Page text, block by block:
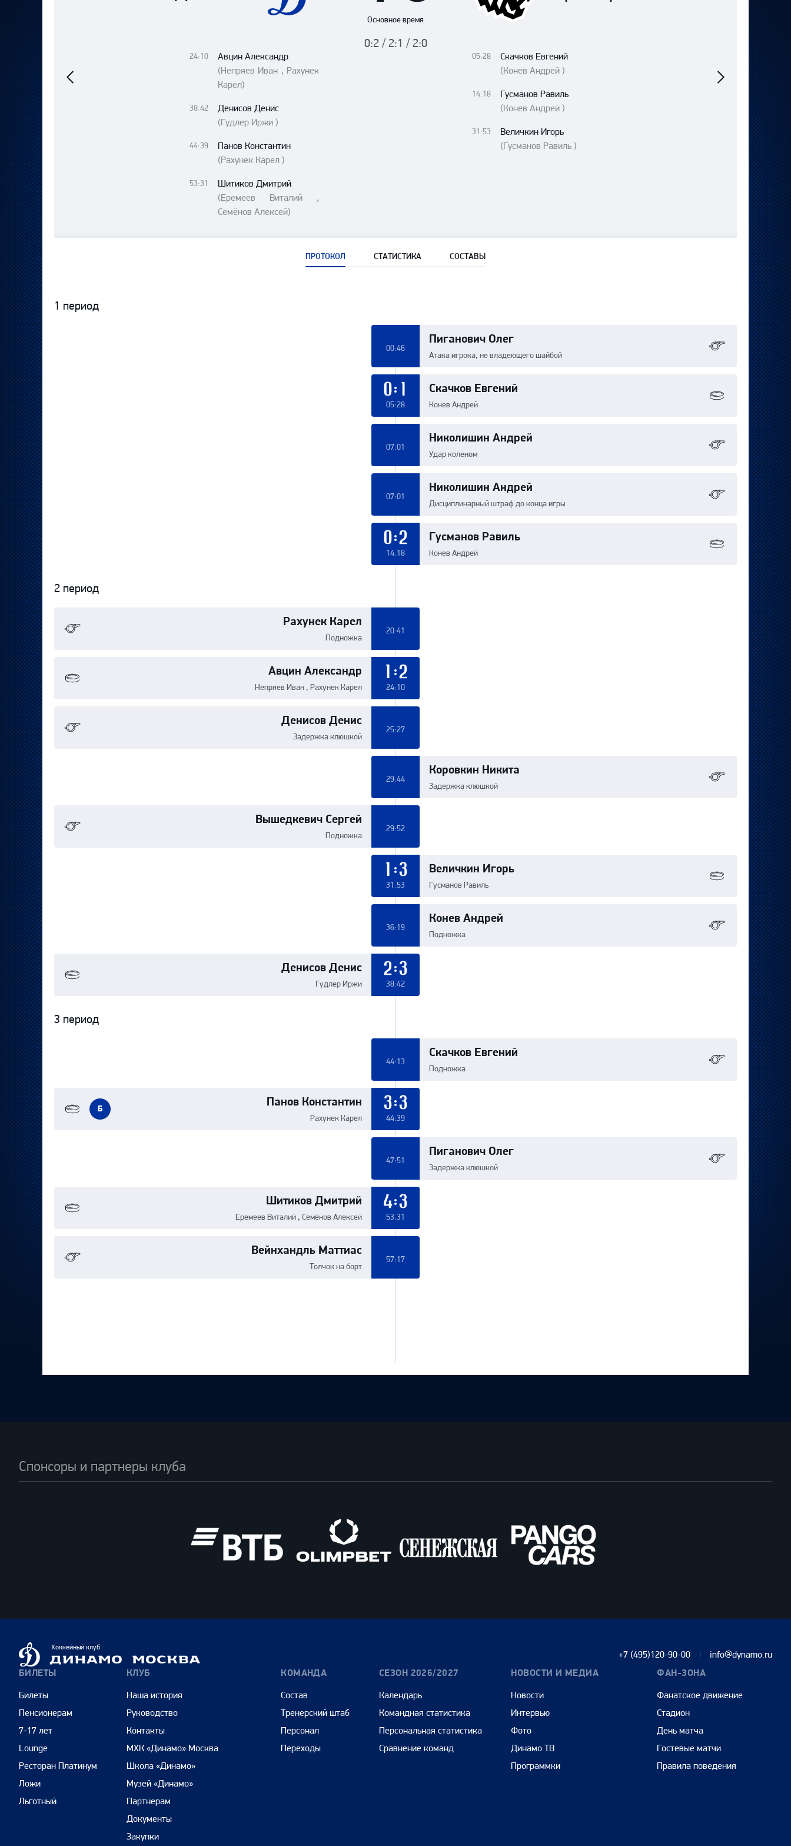
Шанхайские Драконы
Амур
Основное время
0:2 / 2:1 / 2:0
24:10
Авцин Александр
(Непряев Иван , Рахунек
Карел)
38:42
Денисов Денис
(Гудлер Иржи )
44:39
Панов Константин
(Рахунек Карел )
53:31
Шитиков Дмитрий
(Еремеев Виталий ,
Семёнов Алексей)
05:28
Скачков Евгений
(Конев Андрей )
14:18
Гусманов Равиль
(Конев Андрей )
31:53
Величкин Игорь
(Гусманов Равиль )
матч
матч
ПРОТОКОЛ СТАТИСТИКА СОСТАВЫ
Протокол
1 период
Пиганович Олег
Атака игрока, не владеющего шайбой
00:46
Скачков Евгений
Конев Андрей
0:1
05:28
Николишин Андрей
Удар коленом
07:01
Николишин Андрей
Дисциплинарный штраф до конца игры
07:01
Гусманов Равиль
Конев Андрей
0:2
14:18
2 период
Рахунек Карел
Подножка
20:41
Авцин Александр
Непряев Иван , Рахунек Карел
1:2
24:10
Денисов Денис
Задержка клюшкой
25:27
Коровкин Никита
Задержка клюшкой
29:44
Вышедкевич Сергей
Подножка
29:52
Величкин Игорь
Гусманов Равиль
1:3
31:53
Конев Андрей
Подножка
36:19
Денисов Денис
Гудлер Иржи
2:3
38:42
3 период
Скачков Евгений
Подножка
44:13
Панов Константин
Рахунек Карел
3:3
44:39
Б
Пиганович Олег
Задержка клюшкой
47:51
Шитиков Дмитрий
Еремеев Виталий , Семёнов Алексей
4:3
53:31
Вейнхандль Маттиас
Толчок на борт
57:17
Спонсоры и партнеры клуба
Динамо
Москва
Хоккейный клуб
+7 (495)120-90-00 info@dynamo.ru
БИЛЕТЫ
Билеты
Пенсионерам
7-17 лет
Lounge
Ресторан Платинум
Ложи
Льготный
КЛУБ
Наша история
Руководство
Контакты
МХК «Динамо» Москва
Школа «Динамо»
Музей «Динамо»
Партнерам
Документы
Закупки
КОМАНДА
Состав
Тренерский штаб
Персонал
Переходы
СЕЗОН 2026/2027
Календарь
Командная статистика
Персональная статистика
Сравнение команд
НОВОСТИ И МЕДИА
Новости
Интервью
Фото
Динамо ТВ
Программки
ФАН-ЗОНА
Фанатское движение
Стадион
День матча
Гостевые матчи
Правила поведения